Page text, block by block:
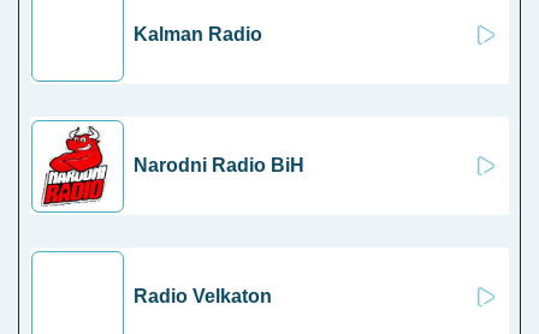
Kalman Radio
Narodni Radio BiH
Radio Velkaton